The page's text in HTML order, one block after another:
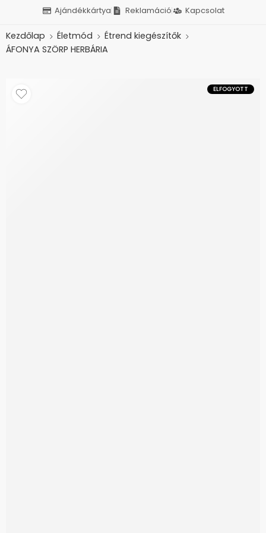
Ajándékkártya Reklamáció Kapcsolat
Kezdőlap Életmód
Étrend kiegészítők
ÁFONYA SZÖRP HERBÁRIA
ELFOGYOTT